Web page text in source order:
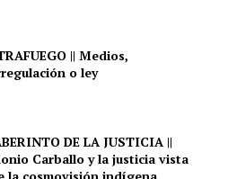
|| Medios,
o ley
DE LA JUSTICIA ||
Carballo y la justicia vista